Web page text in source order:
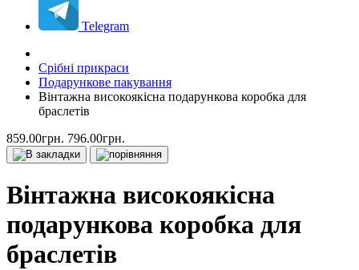
Telegram
Срібні прикраси
Подарункове пакування
Вінтажна високоякісна подарункова коробка для
браслетів
859.00грн. 796.00грн.
Вінтажна високоякісна
подарункова коробка для
браслетів